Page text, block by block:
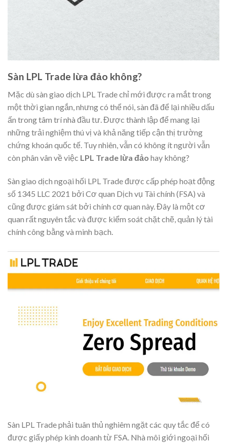
Sàn LPL Trade lừa đảo không?
Mặc dù sàn giao dịch LPL Trade chỉ mới được ra mắt trong
một thời gian ngắn, nhưng có thể nói, sàn đã để lại nhiều dấu
ấn trong tâm trí nhà đầu tư. Được thành lập để mang lại
những trải nghiệm thú vị và khả năng tiếp cận thị trường
chứng khoán quốc tế. Tuy nhiên, vẫn có không ít người vẫn
còn phân vân về việc LPL Trade lừa đảo hay không?
Sàn giao dịch ngoại hối LPL Trade được cấp phép hoạt động
số 1345 LLC 2021 bởi Cơ quan Dịch vụ Tài chính (FSA) và
cũng được giám sát bởi chính cơ quan này. Đây là một cơ
quan rất nguyên tắc và được kiểm soát chặt chẽ, quản lý tài
chính công bằng và minh bạch.
Sàn LPL Trade phải tuân thủ nghiêm ngặt các quy tắc để có
được giấy phép kinh doanh từ FSA. Nhà môi giới ngoại hối